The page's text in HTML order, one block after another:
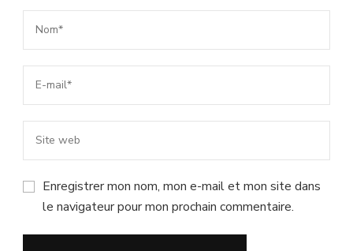
Enregistrer mon nom, mon e-mail et mon site dans
le navigateur pour mon prochain commentaire.